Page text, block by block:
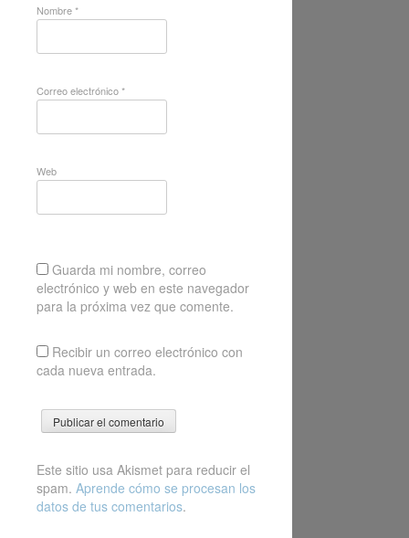
Nombre*
Correo electrónico*
Web
Guarda mi nombre, correo
electrónico y web en este navegador
para la próxima vez que comente.
Recibir un correo electrónico con
cada nueva entrada.
Este sitio usa Akismet para reducir el
spam. Aprende cómo se procesan los
datos de tus comentarios.